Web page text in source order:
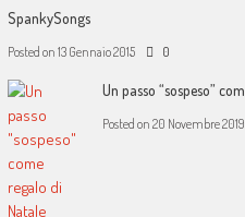
SpankySongs
Posted on 13 Gennaio 2015 0
Un passo “sospeso”
Posted on 20 Novembre 2019